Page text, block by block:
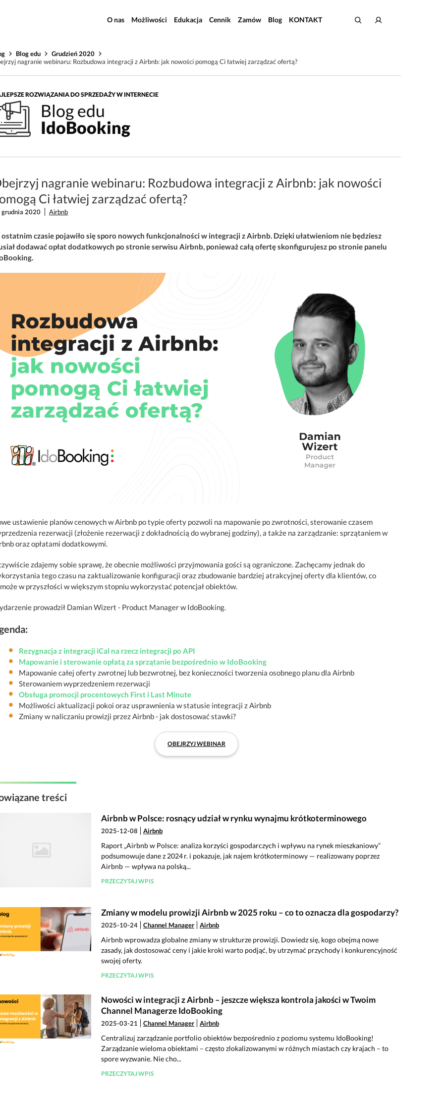
O nas Możliwości Edukacja Cennik Zamów Blog KONTAKT
Blog edu
Grudzień 2020
nagranie webinaru: Rozbudowa integracji z Airbnb: jak nowości pomogą Ci łatwiej zarządzać ofertą?
ROZWIĄZANIA DO SPRZEDAŻY W INTERNECIE
Blog edu
IdoBooking
nagranie webinaru: Rozbudowa integracji z Airbnb: jak nowości
Ci łatwiej zarządzać ofertą?
grudnia 2020 Airbnb
czasie pojawiło się sporo nowych funkcjonalności w integracji z Airbnb. Dzięki ułatwieniom nie będziesz
dodawać opłat dodatkowych po stronie serwisu Airbnb, ponieważ całą ofertę skonfigurujesz po stronie panelu
ustawienie planów cenowych w Airbnb po typie oferty pozwoli na mapowanie po zwrotności, sterowanie czasem
rezerwacji (złożenie rezerwacji z dokładnością do wybranej godziny), a także na zarządzanie: sprzątaniem w
oraz opłatami dodatkowymi.
zdajemy sobie sprawę, że obecnie możliwości przyjmowania gości są ograniczone. Zachęcamy jednak do
tego czasu na zaktualizowanie konfiguracji oraz zbudowanie bardziej atrakcyjnej oferty dla klientów, co
w przyszłości w większym stopniu wykorzystać potencjał obiektów.
prowadził Damian Wizert - Product Manager w IdoBooking.
Rezygnacja z integracji iCal na rzecz integracji po API
Mapowanie i sterowanie opłatą za sprzątanie bezpośrednio w IdoBooking
Mapowanie całej oferty zwrotnej lub bezwrotnej, bez konieczności tworzenia osobnego planu dla Airbnb
Sterowaniem wyprzedzeniem rezerwacji
Obsługa promocji procentowych First i Last Minute
Możliwości aktualizacji pokoi oraz usprawnienia w statusie integracji z Airbnb
Zmiany w naliczaniu prowizji przez Airbnb - jak dostosować stawki?
OBEJRZYJ WEBINAR
treści
Airbnb w Polsce: rosnący udział w rynku wynajmu krótkoterminowego
2025-12-08 Airbnb
Raport „Airbnb w Polsce: analiza korzyści gospodarczych i wpływu na rynek mieszkaniowy”
podsumowuje dane z 2024 r. i pokazuje, jak najem krótkoterminowy — realizowany poprzez
Airbnb — wpływa na polską...
PRZECZYTAJ WPIS
Zmiany w modelu prowizji Airbnb w 2025 roku – co to oznacza dla gospodarzy?
2025-10-24 Channel Manager Airbnb
Airbnb wprowadza globalne zmiany w strukturze prowizji. Dowiedz się, kogo obejmą nowe
zasady, jak dostosować ceny i jakie kroki warto podjąć, by utrzymać przychody i konkurencyjność
swojej oferty.
PRZECZYTAJ WPIS
Nowości w integracji z Airbnb – jeszcze większa kontrola jakości w Twoim
Channel Managerze IdoBooking
2025-03-21 Channel Manager Airbnb
Centralizuj zarządzanie portfolio obiektów bezpośrednio z poziomu systemu IdoBooking!
Zarządzanie wieloma obiektami – często zlokalizowanymi w różnych miastach czy krajach – to
spore wyzwanie. Nie cho...
PRZECZYTAJ WPIS